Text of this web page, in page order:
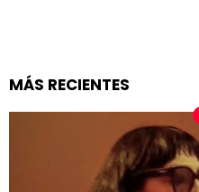
MÁS RECIENTES